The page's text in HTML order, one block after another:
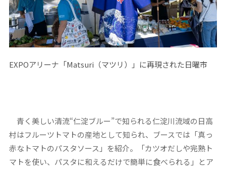
EXPOアリーナ「Matsuri（マツリ）」に再現された日曜市
青く美しい清流“仁淀ブルー”で知られる仁淀川流域の日高
村はフルーツトマトの産地として知られ、ブースでは「真っ
赤なトマトのパスタソース」を紹介。「カツオだしや完熟ト
マトを使い、パスタに和えるだけで簡単に食べられる」とア